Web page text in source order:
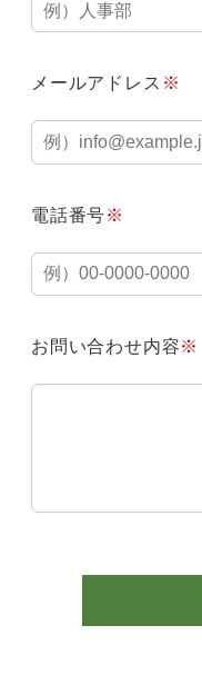
メールアドレス ※
電話番号※
お問い合わせ内容※